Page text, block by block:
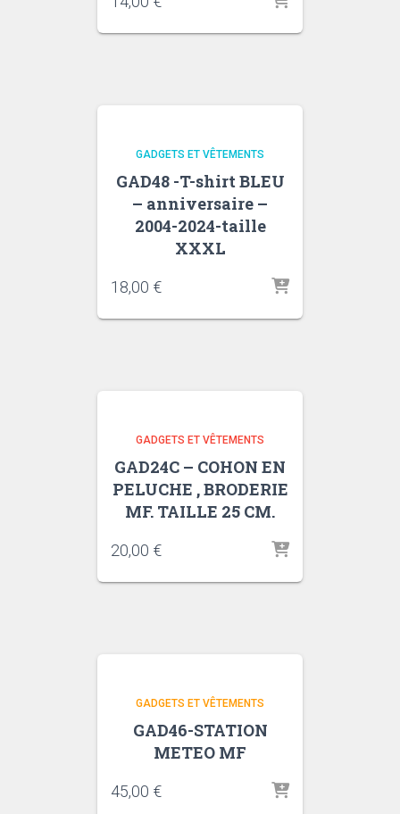
GADGETS ET VÊTEMENTS
GAD48 -T-shirt BLEU
– anniversaire –
2004-2024-taille
XXXL
18,00 €
GADGETS ET VÊTEMENTS
GAD24C – COHON EN
PELUCHE , BRODERIE
MF. TAILLE 25 CM.
20,00 €
GADGETS ET VÊTEMENTS
GAD46-STATION
METEO MF
45,00 €